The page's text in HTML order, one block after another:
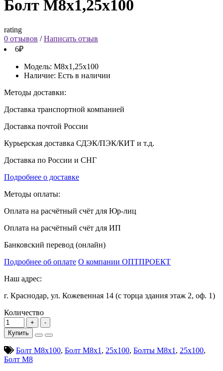
Болт М8х1,25х100
rating
0 отзывов /Написать отзыв
6₽
Модель: М8х1,25х100
Наличие: Есть в наличии
Методы доставки:
Доставка транспортной компанией
Доставка почтой России
Курьерская доставка СДЭК/ПЭК/КИТ и т.д.
Доставка по России и СНГ
Подробнее о доставке
Методы оплаты:
Оплата на расчётный счёт для Юр-лиц
Оплата на расчётный счёт для ИП
Банковский перевод (онлайн)
Подробнее об оплате О компании ОПТПРОЕКТ
Наш адрес:
г. Краснодар, ул. Кожевенная 14 (с торца здания этаж 2, оф. 1)
Количество
Купить
Болт М8х100, Болт М8х1 , 25х100, Болты М8х1 , 25х100,
Болт М8